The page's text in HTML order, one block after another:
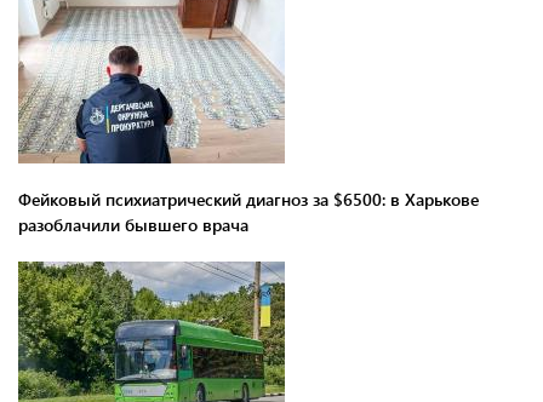
Фейковый психиатрический диагноз за $6500: в Харькове
разоблачили бывшего врача